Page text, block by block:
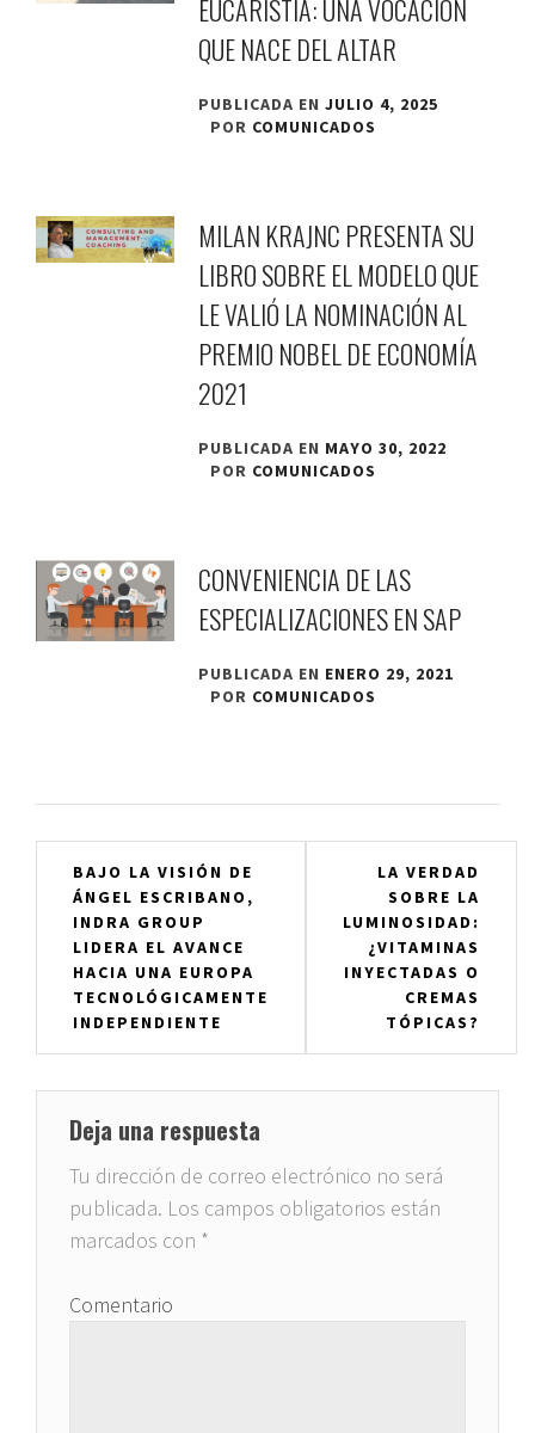
EUCARISTÍA: UNA VOCACIÓN
QUE NACE DEL ALTAR
PUBLICADA ENJULIO 4, 2025
POR COMUNICADOS
MILAN KRAJNC PRESENTA SU
LIBRO SOBRE EL MODELO QUE
LE VALIÓ LA NOMINACIÓN AL
PREMIO NOBEL DE ECONOMÍA
2021
PUBLICADA EN MAYO 30, 2022
POR COMUNICADOS
CONVENIENCIA DE LAS
ESPECIALIZACIONES EN SAP
PUBLICADA EN ENERO 29, 2021
POR COMUNICADOS
Navegación
entradas
BAJO LA VISIÓN DE
ÁNGEL ESCRIBANO,
INDRA GROUP
LIDERA EL AVANCE
HACIA UNA EUROPA
TECNOLÓGICAMENTE
INDEPENDIENTE
LA VERDAD
SOBRE LA
LUMINOSIDAD:
¿VITAMINAS
INYECTADAS O
CREMAS
TÓPICAS?
Deja una respuesta
Tu dirección de correo electrónico no será
publicada. Los campos obligatorios están
marcados con *
Comentario